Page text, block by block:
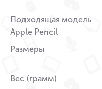
Подходящая модель
Apple Pencil
Размеры
Вес (грамм)